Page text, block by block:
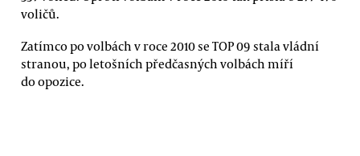
voličů.
Zatímco po volbách v roce 2010 se TOP 09 stala vládní
stranou, po letošních předčasných volbách míří
do opozice.